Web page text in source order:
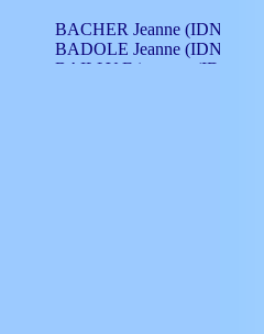
BACHER Jeanne (IDNO )
BADOLE Jeanne (IDNO 867)
BAILLY Etiennette (IDNO )